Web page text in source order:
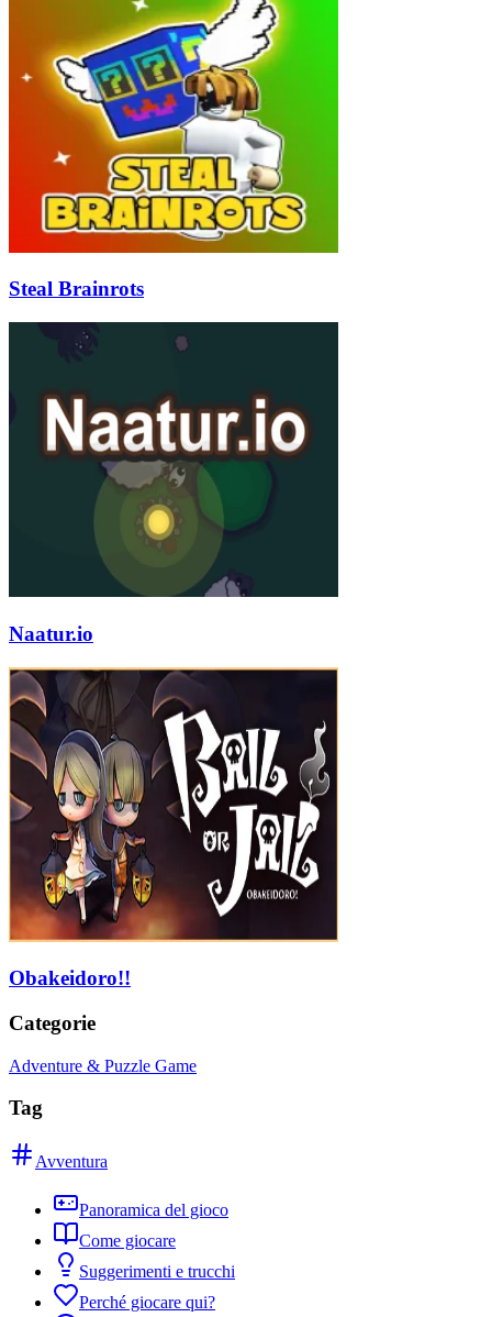
Steal Brainrots
Naatur.io
Obakeidoro!!
Categorie
Adventure & Puzzle Game
Tag
Avventura
Panoramica del gioco
Come giocare
Suggerimenti e trucchi
Perché giocare qui?